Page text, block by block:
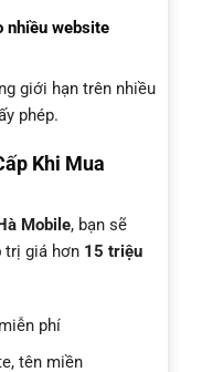
nhiều website
giới hạn trên nhiều
phép.
Khi Mua
Mobile, bạn sẽ
trị giá hơn 15 triệu
phí
tên miền